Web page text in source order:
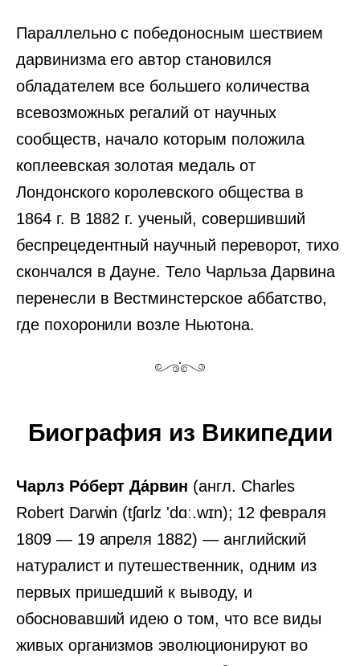
Параллельно с победоносным шествием
дарвинизма его автор становился
обладателем все большего количества
всевозможных регалий от научных
сообществ, начало которым положила
коплеевская золотая медаль от
Лондонского королевского общества в
1864 г. В 1882 г. ученый, совершивший
беспрецедентный научный переворот, тихо
скончался в Дауне. Тело Чарльза Дарвина
перенесли в Вестминстерское аббатство,
где похоронили возле Ньютона.
Биография из Википедии
Чарлз Ро́берт Да́рвин (англ. Charles
Robert Darwin (tʃɑrlz 'dɑː.wɪn); 12 февраля
1809 — 19 апреля 1882) — английский
натуралист и путешественник, одним из
первых пришедший к выводу, и
обосновавший идею о том, что все виды
живых организмов эволюционируют во